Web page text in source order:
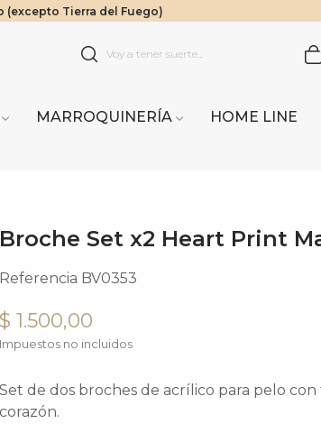
a partir de $1.000.000
(excepto Tierra del Fuego)
vía Cruz del Sur.
MARROQUINERÍA
HOME LINE
Broche Set x2 Heart Print
Referencia BV0353
$ 1.500,00
Impuestos no incluidos
Set de dos broches de acrílico para pelo
corazón.